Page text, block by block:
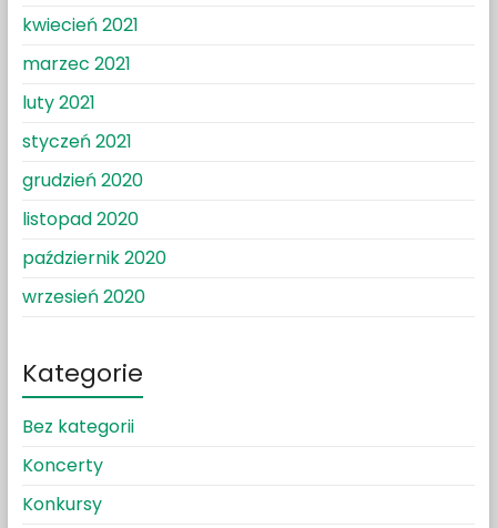
kwiecień 2021
marzec 2021
luty 2021
styczeń 2021
grudzień 2020
listopad 2020
październik 2020
wrzesień 2020
Kategorie
Bez kategorii
Koncerty
Konkursy